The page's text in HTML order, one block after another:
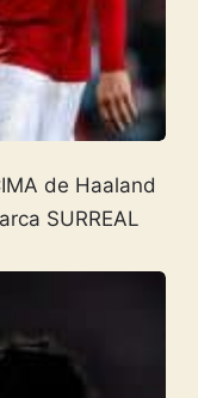
de Haaland
SURREAL